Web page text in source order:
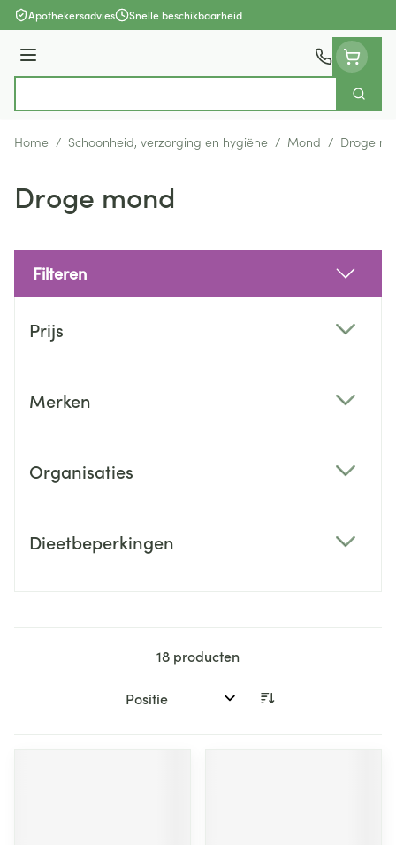
Ga naar de inhoud
Apothekersadvies Snelle beschikbaarheid
Menu
Zoek
Home / Schoonheid, verzorging en hygiëne / Mond / Droge
Droge mond
Filteren
Prijs
Merken
Organisaties
Dieetbeperkingen
18 producten
Sorteer op: